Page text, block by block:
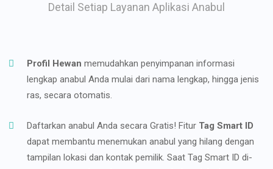
Detail Setiap Layanan Aplikasi Anabul
Profil Hewan memudahkan penyimpanan informasi
lengkap anabul Anda mulai dari nama lengkap, hingga jenis
ras, secara otomatis.
Daftarkan anabul Anda secara Gratis! Fitur Tag Smart ID
dapat membantu menemukan anabul yang hilang dengan
tampilan lokasi dan kontak pemilik. Saat Tag Smart ID di-